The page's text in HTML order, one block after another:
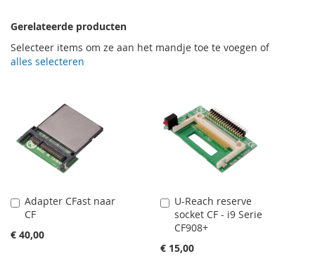
Gerelateerde producten
Selecteer items om ze aan het mandje toe te voegen of
alles selecteren
Adapter CFast naar
CF
€ 40,00
In
Winkelwagen
U-Reach reserve
socket CF - i9 Serie
CF908+
€ 15,00
In
Winkelwagen